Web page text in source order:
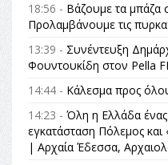
18:56 - Βάζουμε τα μπάζα
Προλαμβάνουμε τις
13:39 - Συνέντευξη
Φουντουκίδη στον Pella
14:44 - Κάλεσμα προς
14:23 - Όλη η Ελλάδα
εγκατάσταση Πόλεμος
| Αρχαία Έδεσσα,